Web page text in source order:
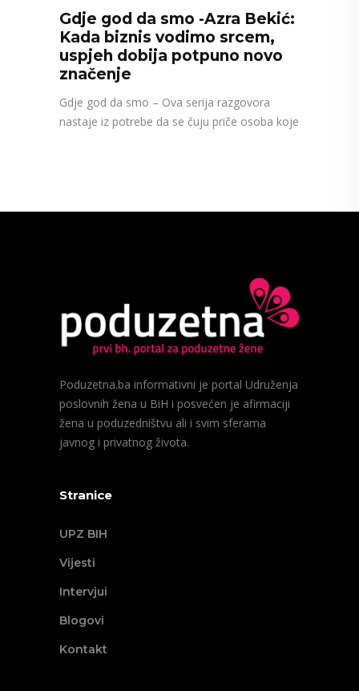
Gdje god da smo -Azra Bekić:
Kada biznis vodimo srcem,
uspjeh dobija potpuno novo
značenje
Gdje god da smo – Ova serija razgovora
nastaje iz potrebe da se čuju priče osoba koje
Poduzetna.ba informativni je portal Udruženja
poslovnih žena u BiH i posvećen je afirmaciji
žena u poduzedništvu ali i svim sferama
javnog i privatnog života.
Stranice
UPZ BIH
Vijesti
Intervjui
Blogovi
Kontakt